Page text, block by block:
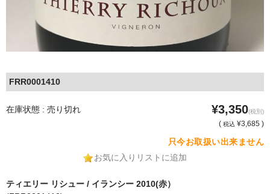
FRR0001410
在庫状態 : 売り切れ ¥3,350(税別)
( 税込 ¥3,685 )
只今お取扱い出来ません
お気に入りリストに追加
ティエリー リシュー / イランシー 2010(赤）